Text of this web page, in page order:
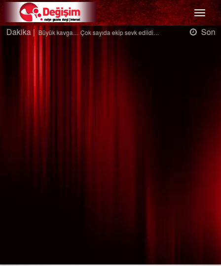
Menü
Son Dakika |Ağaçtan düştü…